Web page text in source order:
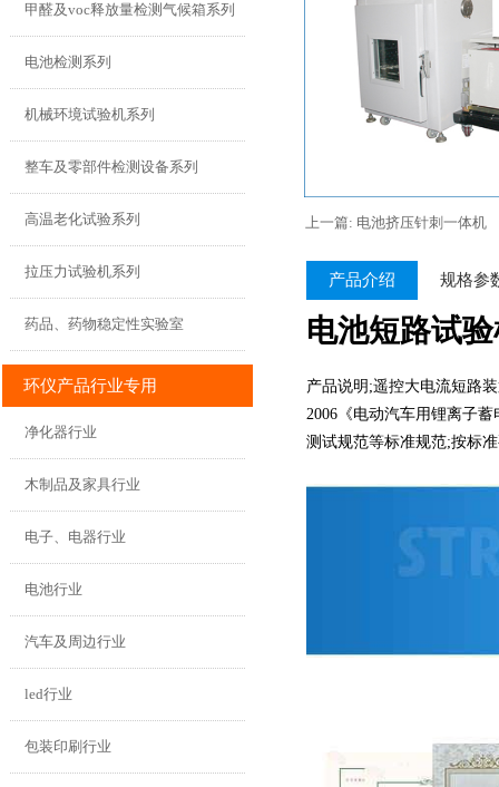
甲醛及voc释放量检测气候箱系列
电池检测系列
机械环境试验机系列
整车及零部件检测设备系列
高温老化试验系列
拉压力试验机系列
药品、药物稳定性实验室
环仪产品行业专用
净化器行业
木制品及家具行业
电子、电器行业
电池行业
汽车及周边行业
led行业
包装印刷行业
上一篇: 电池挤压针刺一体机
产品介绍 规格参
电池短路试
产品说明;遥控大电流短路
2006《电动汽车用锂离子
测试规范等标准规范;按标